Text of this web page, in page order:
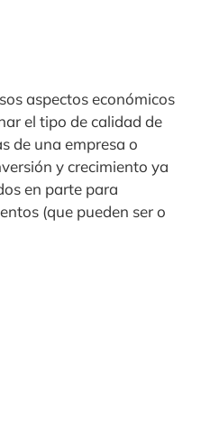
aspectos económicos
el tipo de calidad de
de una empresa o
y crecimiento ya
en parte para
(que pueden ser o